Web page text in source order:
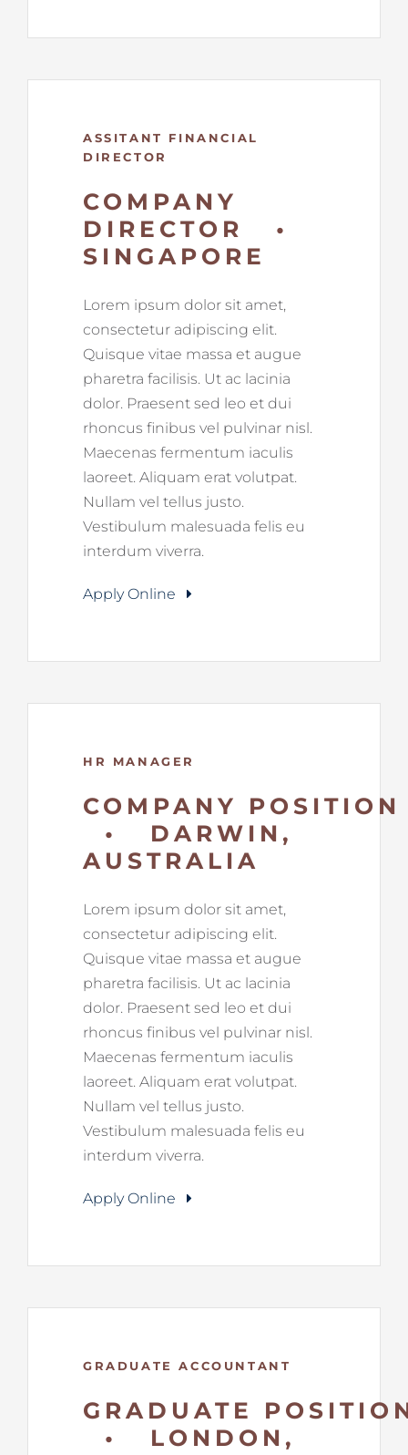
ASSITANT FINANCIAL
DIRECTOR
COMPANY
DIRECTOR •
SINGAPORE
Lorem ipsum dolor sit amet,
consectetur adipiscing elit.
Quisque vitae massa et augue
pharetra facilisis. Ut ac lacinia
dolor. Praesent sed leo et dui
rhoncus finibus vel pulvinar nisl.
Maecenas fermentum iaculis
laoreet. Aliquam erat volutpat.
Nullam vel tellus justo.
Vestibulum malesuada felis eu
interdum viverra.
Apply Online
HR MANAGER
COMPANY POSITION
• DARWIN,
AUSTRALIA
Lorem ipsum dolor sit amet,
consectetur adipiscing elit.
Quisque vitae massa et augue
pharetra facilisis. Ut ac lacinia
dolor. Praesent sed leo et dui
rhoncus finibus vel pulvinar nisl.
Maecenas fermentum iaculis
laoreet. Aliquam erat volutpat.
Nullam vel tellus justo.
Vestibulum malesuada felis eu
interdum viverra.
Apply Online
GRADUATE ACCOUNTANT
GRADUATE
• LONDON,